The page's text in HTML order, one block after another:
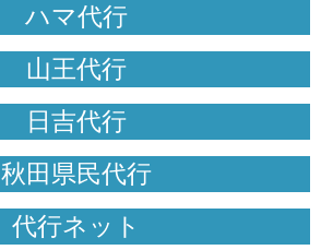
ハマ代行
山王代行
日吉代行
秋田県民代行
代行ネット